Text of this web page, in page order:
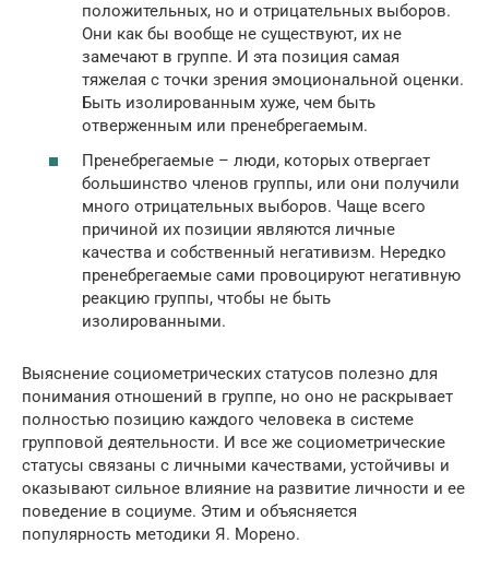
положительных, но и отрицательных выборов.
Они как бы вообще не существуют, их не
замечают в группе. И эта позиция самая
тяжелая с точки зрения эмоциональной оценки.
Быть изолированным хуже, чем быть
отверженным или пренебрегаемым.
Пренебрегаемые – люди, которых отвергает
большинство членов группы, или они получили
много отрицательных выборов. Чаще всего
причиной их позиции являются личные
качества и собственный негативизм. Нередко
пренебрегаемые сами провоцируют негативную
реакцию группы, чтобы не быть
изолированными.
Выяснение социометрических статусов полезно для
понимания отношений в группе, но оно не раскрывает
полностью позицию каждого человека в системе
групповой деятельности. И все же социометрические
статусы связаны с личными качествами, устойчивы и
оказывают сильное влияние на развитие личности и ее
поведение в социуме. Этим и объясняется
популярность методики Я. Морено.